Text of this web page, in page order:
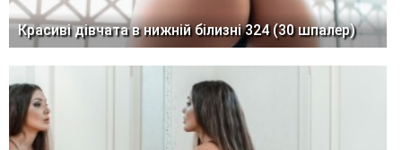
Красиві дівчата в нижній білизні 324 (30 шпалер)